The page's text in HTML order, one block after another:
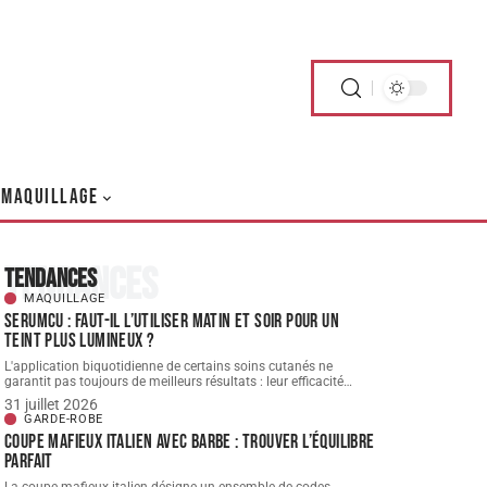
MAQUILLAGE
Tendances
Tendances
MAQUILLAGE
Serumcu : faut-il l’utiliser matin et soir pour un
teint plus lumineux ?
L'application biquotidienne de certains soins cutanés ne
garantit pas toujours de meilleurs résultats : leur efficacité…
31 juillet 2026
GARDE-ROBE
Coupe mafieux italien avec barbe : trouver l’équilibre
parfait